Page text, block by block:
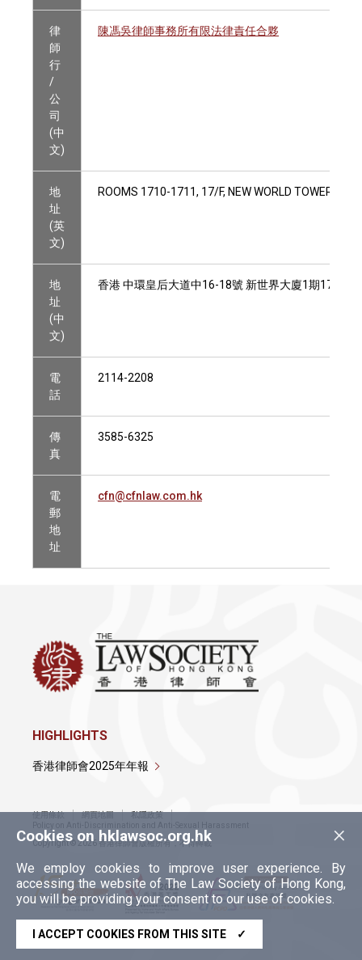
律
師
行
/
公
司
(中
文)
陳馮吳律師事務所有限法律責任合夥
地
址
(英
文)
ROOMS 1710-1711, 17/F, NEW WORLD TOWER 1,
地
址
(中
文)
香港 中環皇后大道中16-18號 新世界大廈1期17樓
電
話
2114-2208
傳
真
3585-6325
電
郵
地
址
cfn@cfnlaw.com.hk
×
Cookies on hklawsoc.org.hk
We employ cookies to improve user experience. By
accessing the website of The Law Society of Hong Kong,
you will be providing your consent to our use of cookies.
I ACCEPT COOKIES FROM THIS SITE ✓
HIGHLIGHTS
香港律師會2025年年報
使用條款 網頁地圖
私隱政策
Policy on Anti-Discrimination and Anti-Sexual Harassment
Copyright © 2026 香港律師會版權所有，不得轉載